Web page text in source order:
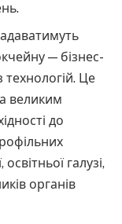
— бізнес-
технологій. Це
великим
до
галузі,
органів